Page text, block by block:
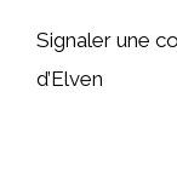
Signaler une
d’Elven